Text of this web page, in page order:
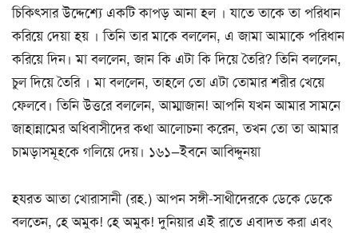
চিকিৎসার উদ্দেশ্যে একটি কাপড় আনা হল । যাতে তাকে তা পরিধান
করিয়ে দেয়া হয় । তিনি তার মাকে বললেন, এ জামা আমাকে পরিধান
করিয়ে দিন। মা বললেন, জান কি এটা কি দিয়ে তৈরি? তিনি বললেন,
চুল দিয়ে তৈরি । মা বললেন, তাহলে তো এটা তোমার শরীর খেয়ে
ফেলবে। তিনি উত্তরে বললেন, আম্মাজান! আপনি যখন আমার সামনে
জাহান্নামের অধিবাসীদের কথা আলোচনা করেন, তখন তো তা আমার
চামড়াসমূহকে গলিয়ে দেয়। ১৬১—ইবনে আবিদ্দুনয়া
হযরত আতা খোরাসানী (রহ.) আপন সঙ্গী-সাথীদেরকে ডেকে ডেকে
বলতেন, হে অমুক! হে অমুক! দুনিয়ার এই রাতে এবাদত করা এবং